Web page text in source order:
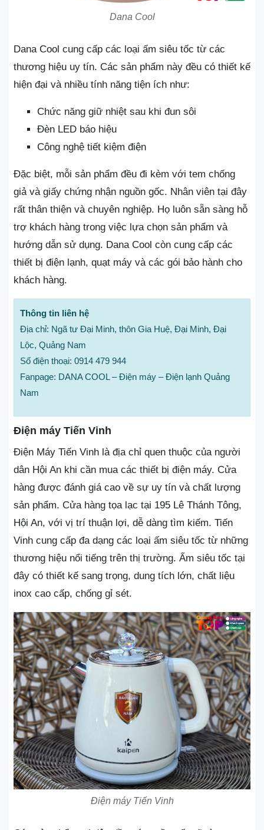
Dana Cool
Dana Cool cung cấp các loại ấm siêu tốc từ các
thương hiệu uy tín. Các sản phẩm này đều có thiết kế
hiện đại và nhiều tính năng tiện ích như:
Chức năng giữ nhiệt sau khi đun sôi
Đèn LED báo hiệu
Công nghệ tiết kiệm điện
Đặc biệt, mỗi sản phẩm đều đi kèm với tem chống
giả và giấy chứng nhận nguồn gốc. Nhân viên tại đây
rất thân thiện và chuyên nghiệp. Họ luôn sẵn sàng hỗ
trợ khách hàng trong việc lựa chọn sản phẩm và
hướng dẫn sử dụng. Dana Cool còn cung cấp các
thiết bị điện lạnh, quạt máy và các gói bảo hành cho
khách hàng.
Thông tin liên hệ
Địa chỉ: Ngã tư Đại Minh, thôn Gia Huệ, Đại Minh, Đại
Lộc, Quảng Nam
Số điện thoại: 0914 479 944
Fanpage: DANA COOL – Điện máy – Điện lạnh Quảng
Nam
Điện máy Tiến Vinh
Điện Máy Tiến Vinh là địa chỉ quen thuộc của người
dân Hội An khi cần mua các thiết bị điện máy. Cửa
hàng được đánh giá cao về sự uy tín và chất lượng
sản phẩm. Cửa hàng tọa lạc tại 195 Lê Thánh Tông,
Hội An, với vị trí thuận lợi, dễ dàng tìm kiếm. Tiến
Vinh cung cấp đa dạng các loại ấm siêu tốc từ những
thương hiệu nổi tiếng trên thị trường. Ấm siêu tốc tại
đây có thiết kế sang trọng, dung tích lớn, chất liệu
inox cao cấp, chống gỉ sét.
Điện máy Tiến Vinh